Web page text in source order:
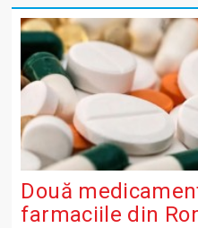
Două
farmaciile din